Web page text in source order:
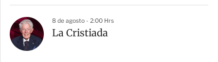
8 de agosto - 2:00 Hrs
La Cristiada